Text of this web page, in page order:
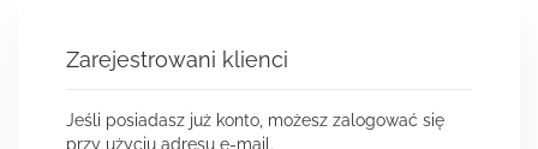
Zarejestrowani klienci
Jeśli posiadasz już konto, możesz zalogować się
przy użyciu adresu e-mail.